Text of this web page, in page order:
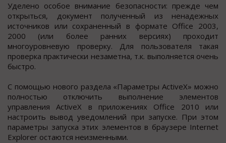
Уделено особое внимание безопасности: прежде чем
открыться, документ полученный из ненадежных
источников или сохраненный в формате Office 2003,
2000 (или более ранних версиях) проходит
многоуровневую проверку. Для пользователя такая
проверка практически незаметна, т.к. выполняется очень
быстро.
С помощью нового раздела «Параметры ActiveX» можно
полностью отключить выполнение элементов
управления ActiveX в приложениях Office 2010 или
настроить вывод уведомлений при запуске. При этом
параметры запуска этих элементов в браузере Internet
Explorer остаются неизменными.